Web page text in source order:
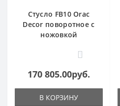
Стусло FB10 Orac
Decor поворотное с
ножовкой
1
170 805.00руб.
В КОРЗИНУ